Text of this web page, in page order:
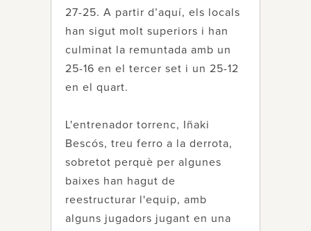
27-25. A partir d’aquí, els locals
han sigut molt superiors i han
culminat la remuntada amb un
25-16 en el tercer set i un 25-12
en el quart.
L'entrenador torrenc, Iñaki
Bescós, treu ferro a la derrota,
sobretot perquè per algunes
baixes han hagut de
reestructurar l'equip, amb
alguns jugadors jugant en una